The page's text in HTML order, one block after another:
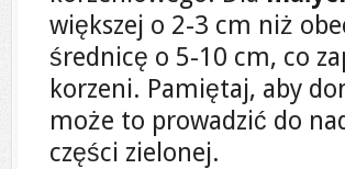
większej o 2-3 cm niż
średnicę o 5-10 cm, co
korzeni. Pamiętaj, aby
może to prowadzić do
części zielonej.